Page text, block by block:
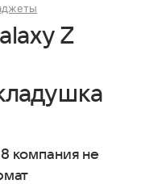
Z
компания не